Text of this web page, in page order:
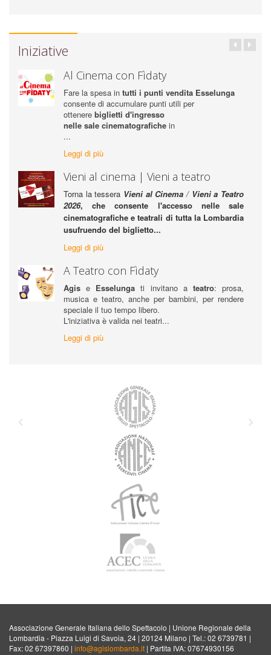
Iniziative
Al Cinema con Fìdaty
Fare la spesa in tutti i punti vendita Esselunga
consente di accumulare punti utili per
ottenere biglietti d'ingresso
nelle sale cinematografiche in
...
Leggi di più
Vieni al cinema | Vieni a teatro
Torna la tessera Vieni al Cinema/Vieni a Teatro
2026, che consente l'accesso nelle sale
cinematografiche e teatrali di tutta la Lombardia
usufruendo del biglietto...
Leggi di più
A Teatro con Fìdaty
Agise Esselunga ti invitano a teatro: prosa,
musica e teatro, anche per bambini, per rendere
speciale il tuo tempo libero.
L'iniziativa è valida nei teatri...
Leggi di più
Associazione Generale Italiana dello Spettacolo | Unione Regionale della
Lombardia - Piazza Luigi di Savoia, 24 | 20124 Milano | Tel.: 02 6739781 |
Fax: 02 67397860 | info@agislombarda.it | Partita IVA: 07674930156